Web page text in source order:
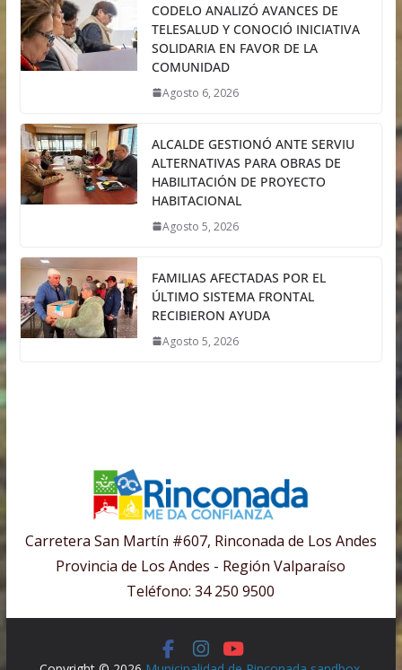
CODELO ANALIZÓ AVANCES DE
TELESALUD Y CONOCIÓ INICIATIVA
SOLIDARIA EN FAVOR DE LA
COMUNIDAD
Agosto 6, 2026
ALCALDE GESTIONÓ ANTE SERVIU
ALTERNATIVAS PARA OBRAS DE
HABILITACIÓN DE PROYECTO
HABITACIONAL
Agosto 5, 2026
FAMILIAS AFECTADAS POR EL
ÚLTIMO SISTEMA FRONTAL
RECIBIERON AYUDA
Agosto 5, 2026
Carretera San Martín #607, Rinconada de Los Andes
Provincia de Los Andes - Región Valparaíso
Teléfono: 34 250 9500